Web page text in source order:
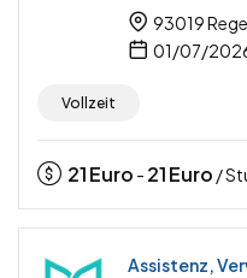
93019
01/07/
Vollzeit
21Euro - 21Euro /
Assistenz,